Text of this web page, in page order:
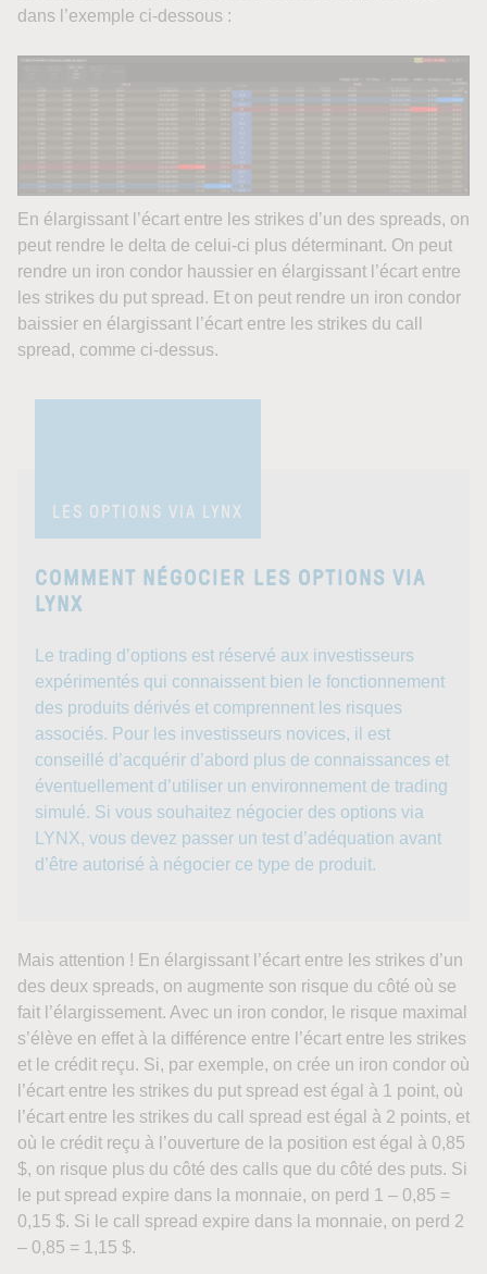
dans l’exemple ci-dessous :
En élargissant l’écart entre les strikes d’un des spreads, on
peut rendre le delta de celui-ci plus déterminant. On peut
rendre un iron condor haussier en élargissant l’écart entre
les strikes du put spread. Et on peut rendre un iron condor
baissier en élargissant l’écart entre les strikes du call
spread, comme ci-dessus.
LES OPTIONS VIA LYNX
COMMENT NÉGOCIER LES OPTIONS VIA
LYNX
Le trading d’options est réservé aux investisseurs
expérimentés qui connaissent bien le fonctionnement
des produits dérivés et comprennent les risques
associés. Pour les investisseurs novices, il est
conseillé d’acquérir d’abord plus de connaissances et
éventuellement d’utiliser un environnement de trading
simulé. Si vous souhaitez négocier des options via
LYNX, vous devez passer un test d’adéquation avant
d’être autorisé à négocier ce type de produit.
Mais attention ! En élargissant l’écart entre les strikes d’un
des deux spreads, on augmente son risque du côté où se
fait l’élargissement. Avec un iron condor, le risque maximal
s’élève en effet à la différence entre l’écart entre les strikes
et le crédit reçu. Si, par exemple, on crée un iron condor où
l’écart entre les strikes du put spread est égal à 1 point, où
l’écart entre les strikes du call spread est égal à 2 points, et
où le crédit reçu à l’ouverture de la position est égal à 0,85
$, on risque plus du côté des calls que du côté des puts. Si
le put spread expire dans la monnaie, on perd 1 – 0,85 =
0,15 $. Si le call spread expire dans la monnaie, on perd 2
– 0,85 = 1,15 $.